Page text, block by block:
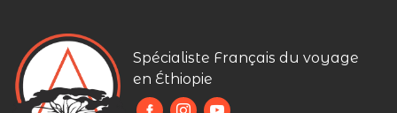
Spécialiste Français du voyage
en Éthiopie